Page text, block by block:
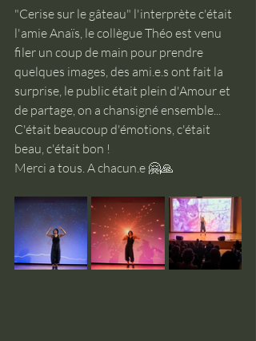
"Cerise sur le gâteau" l'interprète c'était
l'amie Anaïs, le collègue Théo est venu
filer un coup de main pour prendre
quelques images, des ami.e.s ont fait la
surprise, le public était plein d'Amour et
de partage, on a chansigné ensemble...
C'était beaucoup d'émotions, c'était
beau, c'était bon !
Merci a tous. A chacun.e 🤗🙏